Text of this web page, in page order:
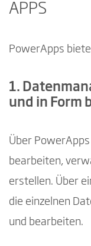
APPS
PowerApps
1.
und in Form
Über
bearbeiten,
erstellen. Über
die einzelnen
und bearbeiten.